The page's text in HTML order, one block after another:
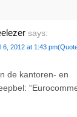
says:
6, 2012 at 1:43 pm
de kantoren- en